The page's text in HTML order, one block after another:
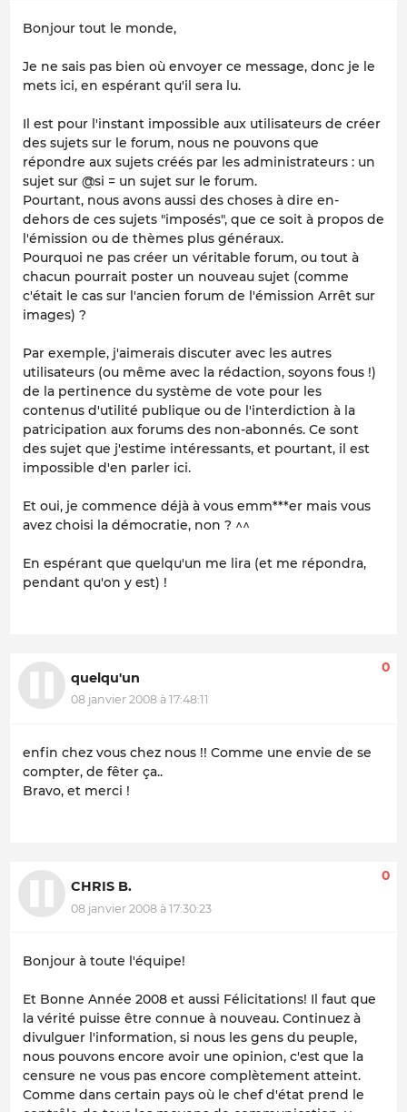
Bonjour tout le monde,
Je ne sais pas bien où envoyer ce message, donc je le
mets ici, en espérant qu'il sera lu.
Il est pour l'instant impossible aux utilisateurs de créer
des sujets sur le forum, nous ne pouvons que
répondre aux sujets créés par les administrateurs : un
sujet sur @si = un sujet sur le forum.
Pourtant, nous avons aussi des choses à dire en-
dehors de ces sujets "imposés", que ce soit à propos de
l'émission ou de thèmes plus généraux.
Pourquoi ne pas créer un véritable forum, ou tout à
chacun pourrait poster un nouveau sujet (comme
c'était le cas sur l'ancien forum de l'émission Arrêt sur
images) ?
Par exemple, j'aimerais discuter avec les autres
utilisateurs (ou même avec la rédaction, soyons fous !)
de la pertinence du système de vote pour les
contenus d'utilité publique ou de l'interdiction à la
patricipation aux forums des non-abonnés. Ce sont
des sujet que j'estime intéressants, et pourtant, il est
impossible d'en parler ici.
Et oui, je commence déjà à vous emm***er mais vous
avez choisi la démocratie, non ? ^^
En espérant que quelqu'un me lira (et me répondra,
pendant qu'on y est) !
quelqu'un
08 janvier 2008 à 17:48:11
0
enfin chez vous chez nous !! Comme une envie de se
compter, de fêter ça..
Bravo, et merci !
CHRIS B.
08 janvier 2008 à 17:30:23
0
Bonjour à toute l'équipe!
Et Bonne Année 2008 et aussi Félicitations! Il faut que
la vérité puisse être connue à nouveau. Continuez à
divulguer l'information, si nous les gens du peuple,
nous pouvons encore avoir une opinion, c'est que la
censure ne vous pas encore complètement atteint.
Comme dans certain pays où le chef d'état prend le